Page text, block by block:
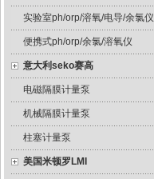
实验室ph/orp/溶氧/电导/余氯仪
便携式ph/orp/余氯/溶氧仪
意大利seko赛高
电磁隔膜计量泵
机械隔膜计量泵
柱塞计量泵
美国米顿罗LMI